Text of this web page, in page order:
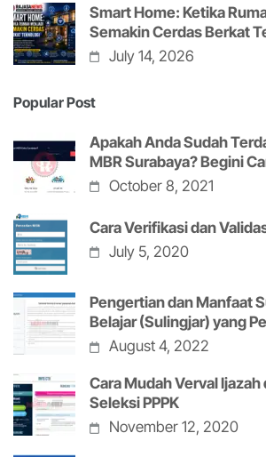
Smart Home: Ketika
Semakin Cerdas Berkat
July 14, 2026
Popular Post
Apakah Anda Sudah
MBR Surabaya? Begini
October 8, 2021
Cara Verifikasi dan
July 5, 2020
Pengertian dan Manfaat
Belajar (Sulingjar) yang
August 4, 2022
Cara Mudah Verval Ijazah
Seleksi PPPK
November 12, 2020